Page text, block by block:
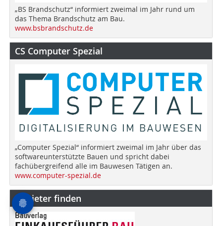
„BS Brandschutz“ informiert zweimal im Jahr rund um
das Thema Brandschutz am Bau.
www.bsbrandschutz.de
CS Computer Spezial
„Computer Spezial“ informiert zweimal im Jahr über das
softwareunterstützte Bauen und spricht dabei
fachübergreifend alle im Bauwesen Tätigen an.
www.computer-spezial.de
Anbieter finden